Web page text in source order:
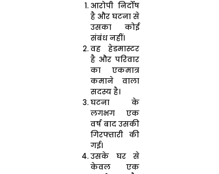
आरोपी निर्दोष
है और घटना से
उसका कोई
संबंध नहीं।
वह हेडमास्टर
है और परिवार
का एकमात्र
कमाने वाला
सदस्य है।
घटना के
लगभग एक
वर्ष बाद उसकी
गिरफ्तारी की
गई।
उसके घर से
केवल एक